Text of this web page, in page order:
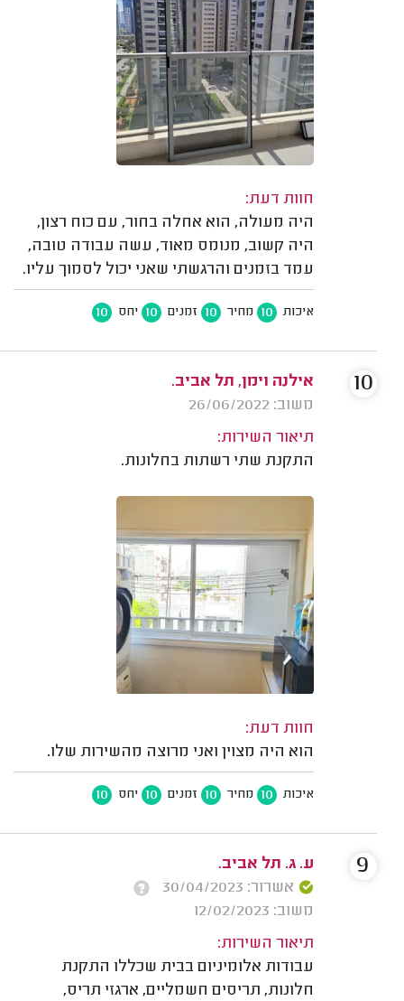
חוות דעת:
היה מעולה, הוא אחלה בחור, עם כוח רצון,
היה קשוב, מנומס מאוד, עשה עבודה טובה,
עמד בזמנים והרגשתי שאני יכול לסמוך עליו.
איכות 10 מחיר 10 זמנים 10 יחס 10
אילנה וימן, תל אביב.
משוב: 26/06/2022
תיאור השירות:
התקנת שתי רשתות בחלונות.
חוות דעת:
הוא היה מצוין ואני מרוצה מהשירות שלו.
איכות 10 מחיר 10 זמנים 10 יחס 10
10
ע. ג. תל אביב.
אשרור: 30/04/2023
משוב: 12/02/2023
תיאור השירות:
עבודות אלומיניום בבית שכללו התקנת
חלונות, תריסים חשמליים, ארגזי תריס,
9